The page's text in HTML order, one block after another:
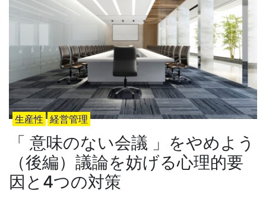
生産性 経営管理
「 意味のない会議 」をやめよう
（後編）議論を妨げる心理的要
因と4つの対策